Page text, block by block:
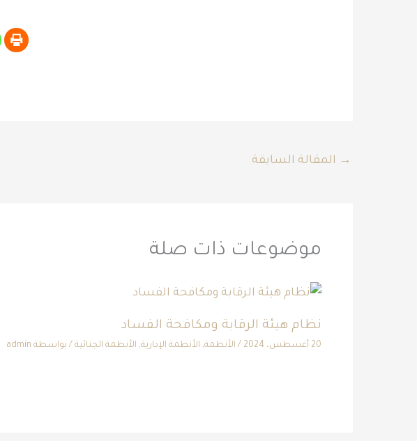
→ المقالة السابقة
موضوعات ذات صلة
نظام هيئة الرقابة ومكافحة الفساد
20 أغسطس، 2024 / الأنظمة, الأنظمة الإدارية, الأنظمة الجنائية / بواسطة admin